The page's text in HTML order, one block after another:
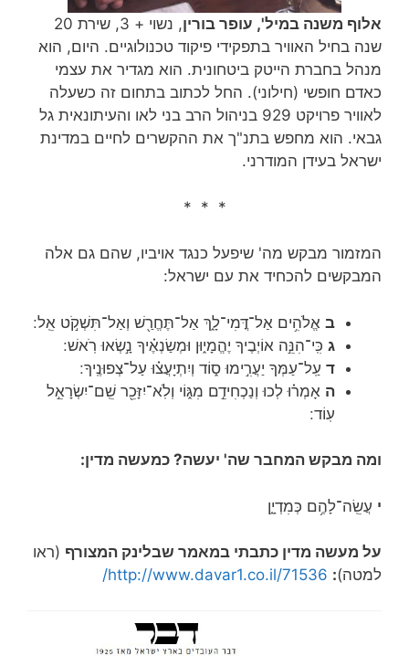
אלוף משנה במיל', עופר בורין
, נשוי + 3, שירת 20
שנה בחיל האוויר בתפקידי פיקוד טכנולוגיים. היום, הוא
מנהל בחברת הייטק ביטחונית. הוא מגדיר את עצמי
כאדם חופשי (חילוני). החל לכתוב בתחום זה כשעלה
לאוויר פרויקט 929 בניהול הרב בני לאו והעיתונאית גל
גבאי. הוא מחפש בתנ"ך את ההקשרים לחיים במדינת
ישראל בעידן המודרני.
* * *
המזמור מבקש מה' שיפעל כנגד אויביו, שהם גם אלה
המבקשים להכחיד את עם ישראל:
ב אֱלֹהִ֥ים אַל־דֳּמִי־לָ֑ךְ אַל־תֶּחֱרַ֖שׁ וְאַל־תִּשְׁקֹ֣ט אֵֽל ׃
ג כִּֽי־הִנֵּ֣ה אוֹיְבֶיךָ יֶהֱמָי֑וּן וּמְשַׂנְאֶ֗יךָ נָ֣שְׂאוּ רֹֽאשׁ ׃
ד עַֽל־עַמְּךָ יַעֲרִ֣ימוּ ס֑וֹד וְיִתְיָעֲצ֗וּ עַל־צְפוּנֶֽיךָ ׃
ה אָמְר֗וּ לְכוּ וְנַכְחִידֵ֣ם מִגּ֑וֹי וְלֹֽא־יִזָּכֵ֖ר שֵֽׁם־יִשְׂרָאֵ֣ל
עֽוֹד ׃
ומה מבקש המחבר שה' יעשה? כמעשה מדין:
י עֲשֵֽׂה־לָהֶ֥ם כְּמִדְיָ֑ן
על מעשה מדין כתבתי במאמר שבלינק המצורף (ראו
למטה):
http://www.davar1.co.il/71536/